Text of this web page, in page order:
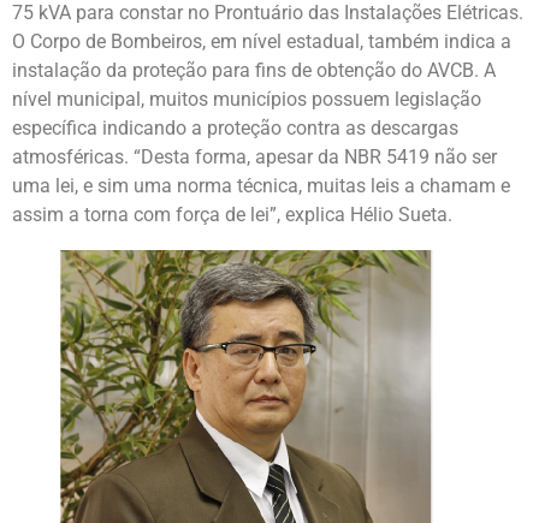
75 kVA para constar no Prontuário das Instalações Elétricas.
O Corpo de Bombeiros, em nível estadual, também indica a
instalação da proteção para fins de obtenção do AVCB. A
nível municipal, muitos municípios possuem legislação
específica indicando a proteção contra as descargas
atmosféricas. “Desta forma, apesar da NBR 5419 não ser
uma lei, e sim uma norma técnica, muitas leis a chamam e
assim a torna com força de lei”, explica Hélio Sueta.